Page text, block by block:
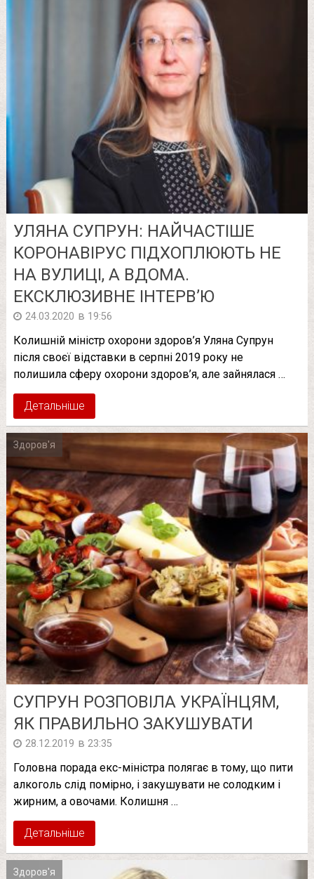
УЛЯНА СУПРУН: НАЙЧАСТІШЕ
КОРОНАВІРУС ПІДХОПЛЮЮТЬ НЕ
НА ВУЛИЦІ, А ВДОМА.
ЕКСКЛЮЗИВНЕ ІНТЕРВ’Ю
24.03.2020 в 19:56
Колишній міністр охорони здоров’я Уляна Супрун
після своєї відставки в серпні 2019 року не
полишила сферу охорони здоров’я, але зайнялася …
Детальніше
Здоров'я
СУПРУН РОЗПОВІЛА УКРАЇНЦЯМ,
ЯК ПРАВИЛЬНО ЗАКУШУВАТИ
28.12.2019 в 23:35
Головна порада екс-міністра полягає в тому, що пити
алкоголь слід помірно, і закушувати не солодким і
жирним, а овочами. Колишня …
Детальніше
Здоров'я